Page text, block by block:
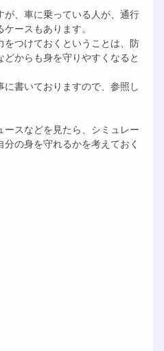
、車に乗っている人が、通行
ースもあります。
つけておくということは、防
からも身を守りやすくなると
書いておりますので、参照し
ースなどを見たら、シミュレー
の身を守れるかを考えておく